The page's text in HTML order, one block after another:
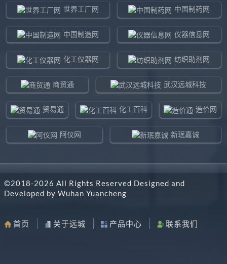
世界工厂网 中国制药网
中国制造网 仪器信息网
化工仪器网 纺织助剂网
商贸通 武汉远城科技
贸易通 化工百科 造价网
阿仪网 新珉嘉诚
东北制造网 药智通
©2018-2026 All Rights Reserved Designed and
Developed by Wuhan Yuancheng
首页 关于远城 产品中心 联系我们